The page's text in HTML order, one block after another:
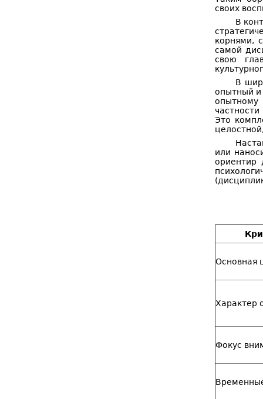
своих
В
корнями,
самой
свою
В
опытный и
опытному
Это
или
ориентир
Основная
Характер
Фокус